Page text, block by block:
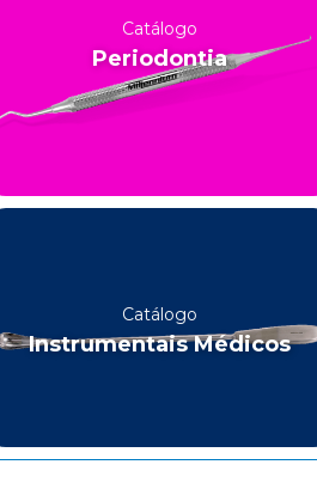
Catálogo
Periodontia
Catálogo
Instrumentais Médicos